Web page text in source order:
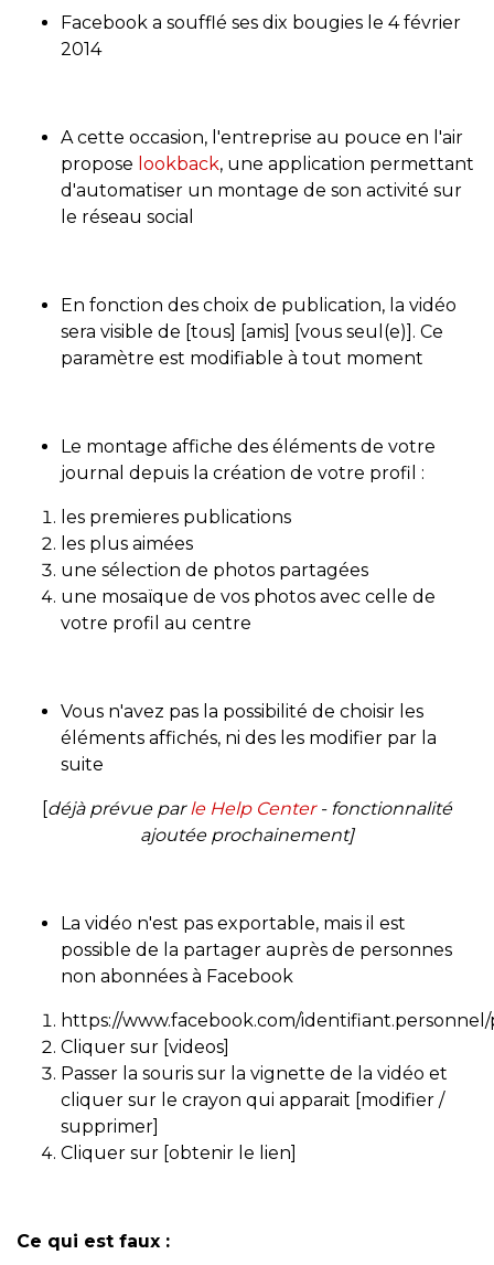
Facebook a soufflé ses dix bougies le 4 février
2014
A cette occasion, l'entreprise au pouce en l'air
propose lookback, une application permettant
d'automatiser un montage de son activité sur
le réseau social
En fonction des choix de publication, la vidéo
sera visible de [tous] [amis] [vous seul(e)]. Ce
paramètre est modifiable à tout moment
Le montage affiche des éléments de votre
journal depuis la création de votre profil :
les premieres publications
les plus aimées
une sélection de photos partagées
une mosaïque de vos photos avec celle de
votre profil au centre
Vous n'avez pas la possibilité de choisir les
éléments affichés, ni des les modifier par la
suite
[déjà prévue parle Help Center- fonctionnalité
ajoutée prochainement]
La vidéo n'est pas exportable, mais il est
possible de la partager auprès de personnes
non abonnées à Facebook
https://www.facebook.com/
Cliquer sur [videos]
Passer la souris sur la vignette de la vidéo et
cliquer sur le crayon qui apparait [modifier /
supprimer]
Cliquer sur [obtenir le lien]
Ce qui est faux :